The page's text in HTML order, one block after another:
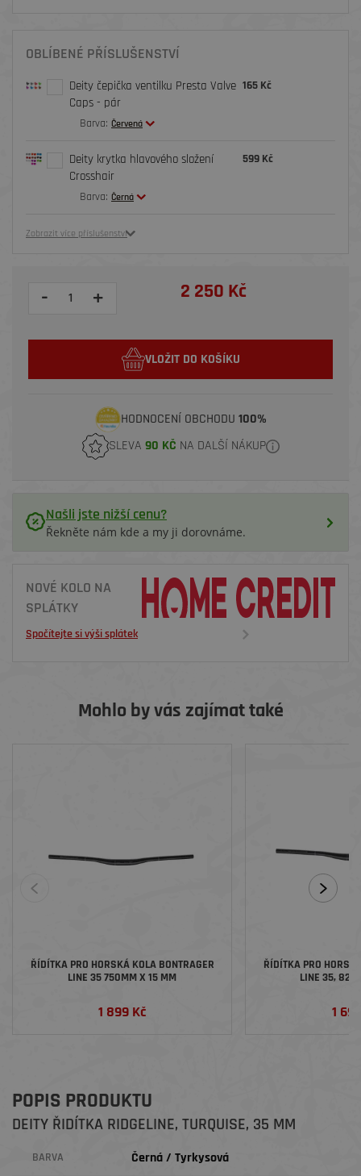
OBLÍBENÉ PŘÍSLUŠENSTVÍ
Deity čepička ventilku Presta Valve
Caps - pár
Barva: Červená
165 Kč
Deity krytka hlavového složení
Crosshair
Barva: Černá
599 Kč
Zobrazit více příslušenství
- + 2 250 Kč
VLOŽIT DO KOŠÍKU
HODNOCENÍ OBCHODU 100%
SLEVA 90 KČ NA DALŠÍ NÁKUP
Našli jste nižší cenu?
Řekněte nám kde a my ji dorovnáme.
NOVÉ KOLO NA
SPLÁTKY
Spočítejte si výši splátek
Mohlo by vás zajímat také
ŘÍDÍTKA PRO HORSKÁ KOLA BONTRAGER
LINE 35 750MM X 15 MM
1 899 Kč
ŘÍDÍTKA PRO
LINE 35,
1
POPIS PRODUKTU
DEITY ŘIDÍTKA RIDGELINE, TURQUISE, 35 MM
BARVA Černá / Tyrkysová